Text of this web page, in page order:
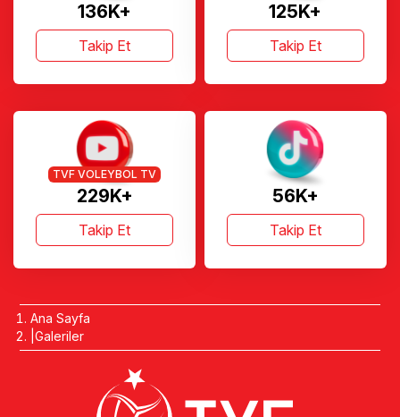
136K+
Takip Et
125K+
Takip Et
229K+
TVF VOLEYBOL TV
Takip Et
56K+
Takip Et
Ana Sayfa
Galeriler